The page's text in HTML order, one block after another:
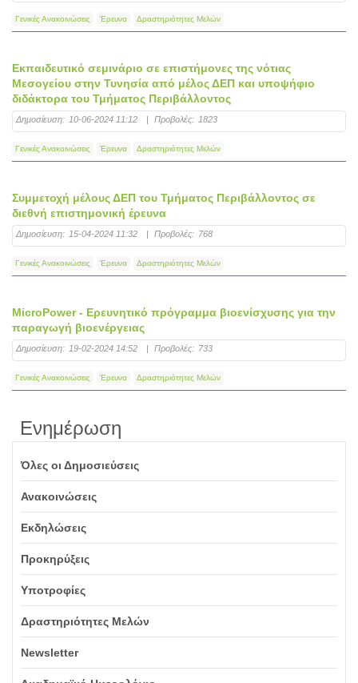
Γενικές Ανακοινώσεις Έρευνα Δραστηριότητες Μελών
Εκπαιδευτικό σεμινάριο σε επιστήμονες της νότιας
Μεσογείου στην Τυνησία από μέλος ΔΕΠ και υποψήφιο
διδάκτορα του Τμήματος Περιβάλλοντος
Δημοσίευση: 10-06-2024 11:12 | Προβολές: 1823
Γενικές Ανακοινώσεις Έρευνα Δραστηριότητες Μελών
Συμμετοχή μέλους ΔΕΠ του Τμήματος Περιβάλλοντος σε
διεθνή επιστημονική έρευνα
Δημοσίευση: 15-04-2024 11:32 | Προβολές: 768
Γενικές Ανακοινώσεις Έρευνα Δραστηριότητες Μελών
MicroPower - Ερευνητικό πρόγραμμα βιοενίσχυσης για την
παραγωγή βιοενέργειας
Δημοσίευση: 19-02-2024 14:52 | Προβολές: 733
Γενικές Ανακοινώσεις Έρευνα Δραστηριότητες Μελών
Ενημέρωση
Όλες οι Δημοσιεύσεις
Ανακοινώσεις
Εκδηλώσεις
Προκηρύξεις
Υποτροφίες
Δραστηριότητες Μελών
Newsletter